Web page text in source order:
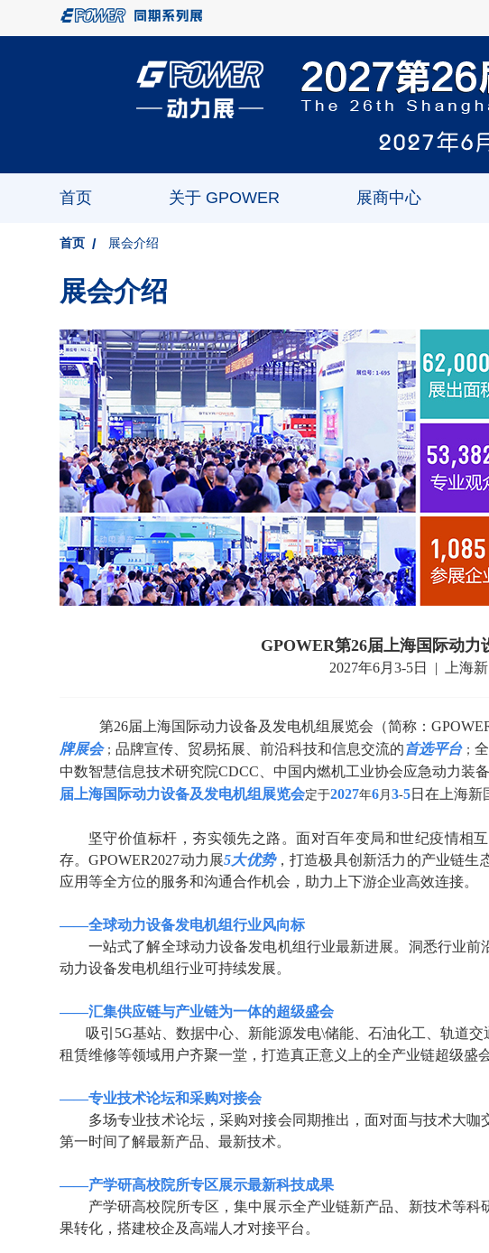
首页 关于 GPOWER 展商中心
首页 展会介绍
展会介绍
GPOWER第26届上海国际动力
2027年6月3-5日 | 上海
第26届上海国际动力设备及发电机组展览会（简称：
牌展会； 品牌宣传、贸易拓展、前沿科技和信息交流的首选平台；
中数智慧信息技术研究院CDCC、中国内燃机工业协会应急动力装
届上海国际动力设备及发电机组展览会定于2027年6月 3-5日在上海新
坚守价值标杆，夯实领先之路。面对百年变局和世纪疫情相
存。GPOWER2027动力展5大优势，打造极具创新活力的产业链生
应用等全方位的服务和沟通合作机会，助力上下游企业高效连接。
——全球动力设备发电机组行业风向标
一站式了解全球动力设备发电机组行业最新进展。洞悉行业
动力设备发电机组行业可持续发展。
——汇集供应链与产业链为一体的超级盛会
吸引 5G基站、数据中心、新能源发电\储能、石油化工、轨道交
租赁维修等领域用户齐聚一堂，打造真正意义上的全产业链超级盛会
——专业技术论坛和采购对接会
多场专业技术论坛，采购对接会同期推出，面对面与技术大咖
第一时间了解最新产品、最新技术。
——产学研高校院所专区展示最新科技成果
产学研高校院所专区，集中展示全产业链新产品、新技术等
果转化，搭建校企及高端人才对接平台。